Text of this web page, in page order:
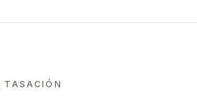
TASACIÓN